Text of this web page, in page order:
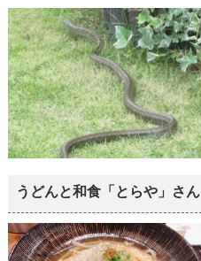
うどんと和食「とらや」さん